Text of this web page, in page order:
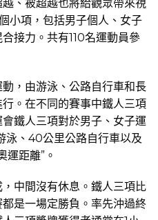
、被超越也將給觀眾帶來視
小項，包括男子個人、女子
接力。共有110名運動員參
，由游泳、公路自行車和長
。在不同的賽事中鐵人三項
鐵人三項對於男子、女子運
泳、40公里公路自行車以及
距離”。
中間沒有休息。鐵人三項比
是一場定勝負。率先沖過終